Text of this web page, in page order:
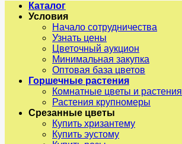
Каталог
Условия
Начало сотрудничества
Узнать цены
Цветочный аукцион
Минимальная закупка
Оптовая база цветов
Горшечные растения
Комнатные цветы и растения
Растения крупномеры
Срезанные цветы
Купить хризантему
Купить эустому